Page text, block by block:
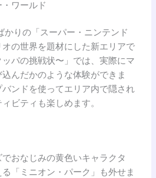
ワールド
かりの「スーパー・ニンテンド
の世界を題材にした新エリアで
パの挑戦状〜」では、実際にマ
んだかのような体験ができま
ンドを使ってエリア内で隠され
ビティも楽しめます。
でおなじみの黄色いキャラクタ
「ミニオン・パーク」も外せま